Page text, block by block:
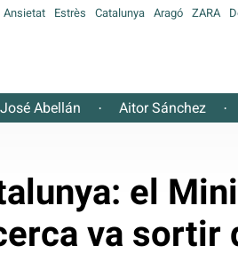
Ansietat Estrès Catalunya Aragó ZARA
Abellán · Aitor Sánchez ·
el
va sortir